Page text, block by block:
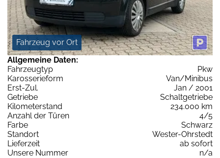
Fahrzeug vor Ort
Allgemeine Daten:
Fahrzeugtyp
Pkw
Karosserieform
Van/Minibus
Erst-Zul.
Jan / 2001
Getriebe
Schaltgetriebe
Kilometerstand
234.000 km
Anzahl der Türen
4/5
Farbe
Schwarz
Standort
Wester-Ohrstedt
Lieferzeit
ab sofort
Unsere Nummer
n/a